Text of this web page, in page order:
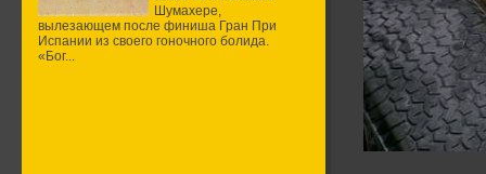
Шумахере,
вылезающем после финиша Гран При
Испании из своего гоночного болида.
«Бог...